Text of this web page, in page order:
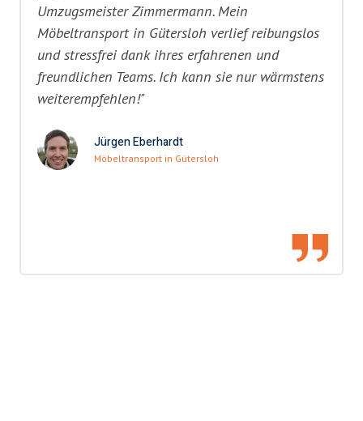
Umzugsmeister Zimmermann. Mein
Möbeltransport in Gütersloh verlief reibungslos
und stressfrei dank ihres erfahrenen und
freundlichen Teams. Ich kann sie nur wärmstens
weiterempfehlen!"
Jürgen Eberhardt
Möbeltransport in Gütersloh